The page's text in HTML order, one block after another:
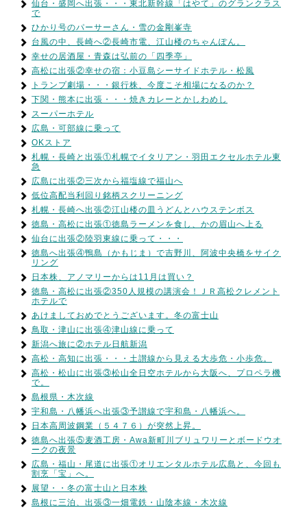
仙台・盛岡へ出張・・・東北新幹線「はやて」のグランクラス
で
ひかり号のパーサーさん・雪の金剛峯寺
台風の中、長崎へ②長崎市電、江山楼のちゃんぽん。
幸せの居酒屋・青森は弘前の「四季亭」
高松に出張②幸せの宿：小豆島シーサイドホテル・松風
トランプ劇場・・・銀行株、今度こそ相場になるのか？
下関・熊本に出張・・・焼きカレーとかしわめし
スーパーホテル
広島・可部線に乗って
OKストア
札幌・長崎と出張①札幌でイタリアン・羽田エクセルホテル東
急
広島に出張②三次から福塩線で福山へ
低位高配当利回り銘柄スクリーニング
札幌・長崎へ出張②江山楼の皿うどんとハウステンボス
徳島・高松に出張①徳島ラーメンを食し、かの眉山へ上る
仙台に出張②陸羽東線に乗って・・・
徳島へ出張④鴨島（かもじま）で吉野川、阿波中央橋をサイク
リング
日本株、アノマリーからは11月は買い？
徳島・高松に出張②350人規模の講演会！ＪＲ高松クレメント
ホテルで
あけましておめでとうございます。冬の富士山
鳥取・津山に出張④津山線に乗って
新潟へ旅に②ホテル日航新潟
高松・高知に出張・・・土讃線から見える大歩危・小歩危。
高松・松山に出張③松山全日空ホテルから大阪へ、プロペラ機
で。
島根県・木次線
宇和島・八幡浜へ出張③予讃線で宇和島・八幡浜へ。
日本高周波鋼業（５４７６）が突然上昇。
徳島へ出張⑤麦酒工房・Awa新町川ブリュワリーとボードウオ
ークの夜景
広島・福山・尾道に出張①オリエンタルホテル広島と、今回も
割烹「宝」へ。
展望・・冬の富士山と日本株
島根に三泊、出張③一畑電鉄・山陰本線・木次線